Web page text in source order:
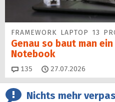
FRAMEWORK LAPTOP 13
Genau so baut man
Notebook
135 Kommentare
27.07.2026
Nichts mehr